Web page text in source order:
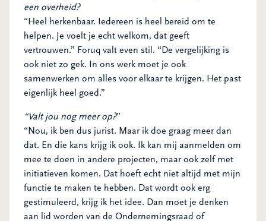
een overheid?
“Heel herkenbaar. Iedereen is heel bereid om te
helpen. Je voelt je echt welkom, dat geeft
vertrouwen.” Foruq valt even stil. “De vergelijking is
ook niet zo gek. In ons werk moet je ook
samenwerken om alles voor elkaar te krijgen. Het past
eigenlijk heel goed.”
“Valt jou nog meer op?”
“Nou, ik ben dus jurist. Maar ik doe graag meer dan
dat. En die kans krijg ik ook. Ik kan mij aanmelden om
mee te doen in andere projecten, maar ook zelf met
initiatieven komen. Dat hoeft echt niet altijd met mijn
functie te maken te hebben. Dat wordt ook erg
gestimuleerd, krijg ik het idee. Dan moet je denken
aan lid worden van de Ondernemingsraad of